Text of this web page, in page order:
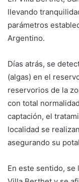
llevando
parámetros
Argentino.
Días atrás, se
(algas) en el
reservorios de la
con total
captación, el
localidad se
asegurando su
En este sentido, se